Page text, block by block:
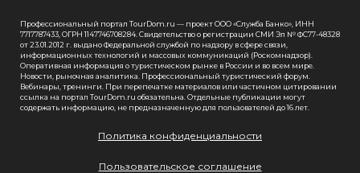
Профессиональный портал TourDom.ru — проект ООО «Служба Банко», ИНН
7717787433, ОГРН 1147746708284. Свидетельство о регистрации СМИ Эл № ФС77-48328
от 23.01.2012 г. выдано Федеральной службой по надзору в сфере связи,
информационных технологий и массовых коммуникаций (Роскомнадзор).
Оперативная информация о туристическом рынке в России и во всем мире.
Новости, рыночная аналитика. Профессиональный туристический форум.
Вебинары, тренинги. При перепечатке материалов или частичном цитировании
ссылка на портал TourDom.ru обязательна. Отдельные публикации могут
содержать информацию, не предназначенную для пользователей до 16 лет.
Политика конфиденциальности
Пользовательское соглашение